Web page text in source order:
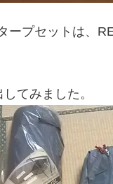
ープセットは、
てみました。